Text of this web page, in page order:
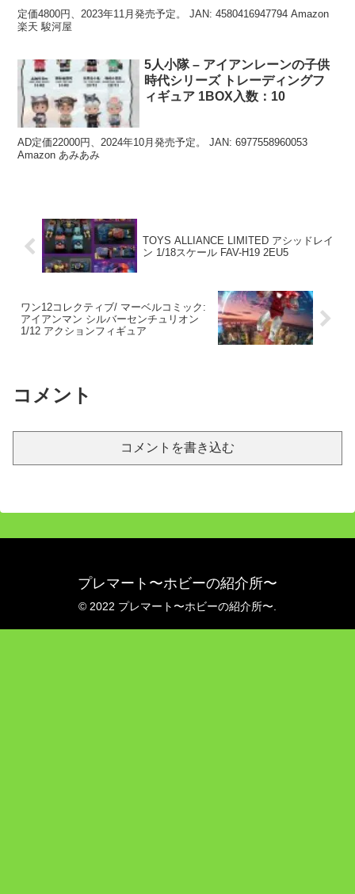
定価4800円、2023年11月発売予定。 JAN: 4580416947794 Amazon
楽天 駿河屋
5人小隊 – アイアンレーンの子供
時代シリーズ トレーディングフ
ィギュア 1BOX入数：10
AD定価22000円、2024年10月発売予定。 JAN: 6977558960053
Amazon あみあみ
TOYS ALLIANCE LIMITED アシッドレイ
ン 1/18スケール FAV-H19 2EU5
ワン12コレクティブ/ マーベルコミック:
アイアンマン シルバーセンチュリオン
1/12 アクションフィギュア
コメント
コメントを書き込む
プレマート〜ホビーの紹介所〜
© 2022 プレマート〜ホビーの紹介所〜.